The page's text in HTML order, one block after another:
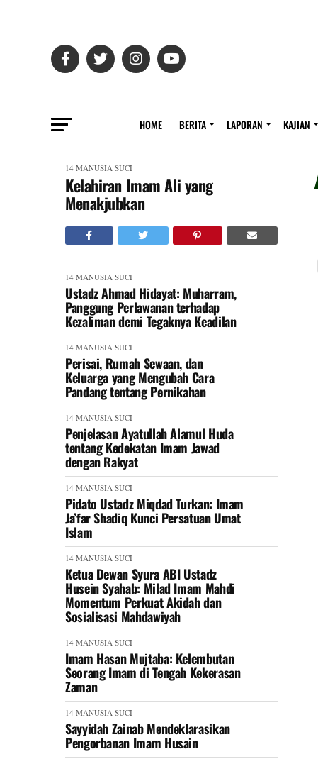
HOME BERITA LAPORAN KAJIAN
14 MANUSIA SUCI
Kelahiran Imam Ali yang
Menakjubkan
14 MANUSIA SUCI
Ustadz Ahmad Hidayat: Muharram,
Panggung Perlawanan terhadap
Kezaliman demi Tegaknya Keadilan
14 MANUSIA SUCI
Perisai, Rumah Sewaan, dan
Keluarga yang Mengubah Cara
Pandang tentang Pernikahan
14 MANUSIA SUCI
Penjelasan Ayatullah Alamul Huda
tentang Kedekatan Imam Jawad
dengan Rakyat
14 MANUSIA SUCI
Pidato Ustadz Miqdad Turkan: Imam
Ja’far Shadiq Kunci Persatuan Umat
Islam
14 MANUSIA SUCI
Ketua Dewan Syura ABI Ustadz
Husein Syahab: Milad Imam Mahdi
Momentum Perkuat Akidah dan
Sosialisasi Mahdawiyah
14 MANUSIA SUCI
Imam Hasan Mujtaba: Kelembutan
Seorang Imam di Tengah Kekerasan
Zaman
14 MANUSIA SUCI
Sayyidah Zainab Mendeklarasikan
Pengorbanan Imam Husain